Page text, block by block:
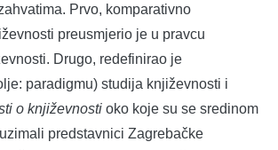
Prvo, komparativno
preusmjerio je u pravcu
Drugo, redefinirao je
paradigmu) studija književnosti i
o književnosti oko koje su se sredinom
predstavnici Zagrebačke